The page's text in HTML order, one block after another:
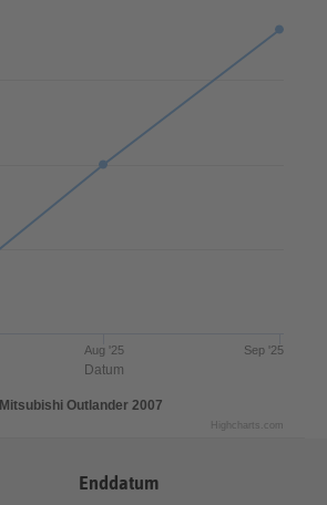
Datum
Mitsubishi Outlander 2007
Aug '25 Sep '25
Highcharts.com
Enddatum